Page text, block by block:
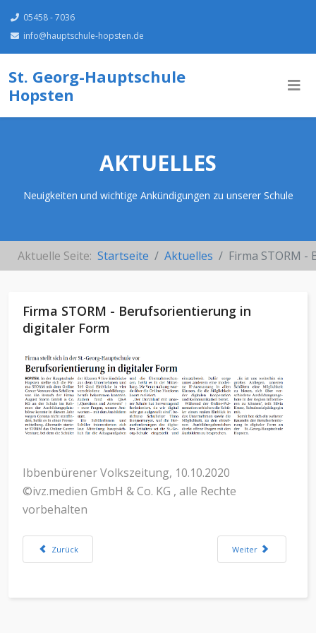
05458 - 7036
info@hauptschule-hopsten.de
St. Georg-Hauptschule
Hopsten
AKTUELLES
Neuigkeiten und wichtige Ankündigungen zu unserer Schule
Aktuelle Seite: Startseite Aktuelles Firma STORM
Firma STORM - Berufsorientierung in
digitaler Form
Ibbenbürener Volkszeitung, 10.10.2020
©ivz.medien GmbH & Co. KG , alle Rechte
vorbehalten
Vorheriger Beitrag: Aktuell: Wiederaufnahme des Unterrichts nach den
Zurück Nächster Beitrag:
Weiter